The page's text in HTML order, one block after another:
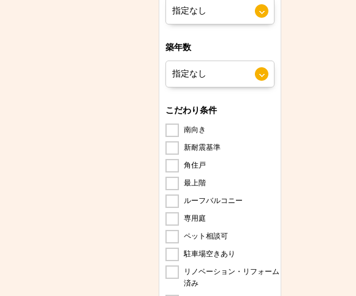
築年数
こだわり条件
南向き
新耐震基準
角住戸
最上階
ルーフバルコニー
専用庭
ペット相談可
駐車場空きあり
リノベーション・リフォーム
済み